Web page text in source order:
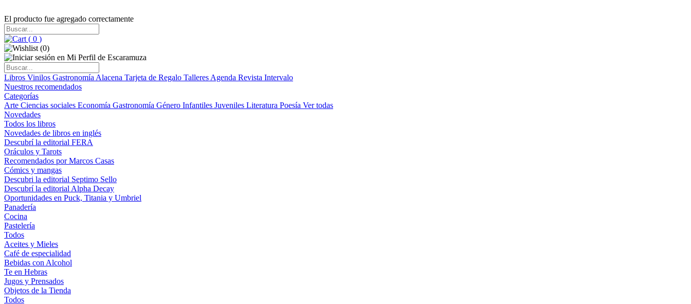
El producto fue agregado correctamente
( 0 )
(0)
Libros Vinilos Gastronomía Alacena Tarjeta de Regalo Talleres Agenda Revista Intervalo
Nuestros recomendados
Categorías
Arte Ciencias sociales Economía Gastronomía Género Infantiles Juveniles Literatura Poesía Ver todas
Novedades
Todos los libros
Novedades de libros en inglés
Descubrí la editorial FERA
Oráculos y Tarots
Recomendados por Marcos Casas
Cómics y mangas
Descubri la editorial Septimo Sello
Descubrí la editorial Alpha Decay
Oportunidades en Puck, Titania y Umbriel
Panadería
Cocina
Pastelería
Todos
Aceites y Mieles
Café de especialidad
Bebidas con Alcohol
Te en Hebras
Jugos y Prensados
Objetos de la Tienda
Todos